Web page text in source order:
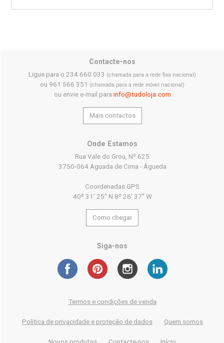
Contacte-nos
Ligue para o 234 660 033 (chamada para a rede fixa nacional)
ou 961 566 351 (chamada para a rede móvel nacional)
ou envie e-mail para info@tudoloja.com
Mais contactos
Onde Estamos
Rua Vale do Grou, Nº 625
3750-064 Aguada de Cima - Águeda
Coordenadas GPS
40º 31' 25'' N 8º 26' 37'' W
Como chegar
Siga-nos
Termos e condições de venda
Política de privacidade e proteção de dados Quem somos